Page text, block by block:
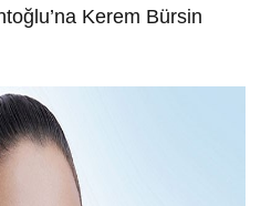
Kerem Bürsin